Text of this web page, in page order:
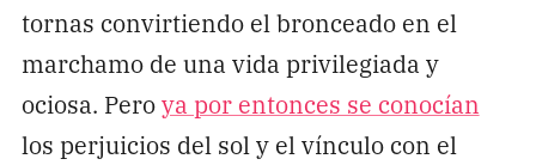
tornas convirtiendo el bronceado en el
marchamo de una vida privilegiada y
ociosa. Peroya por entonces se conocían
los perjuicios del sol y el vínculo con el